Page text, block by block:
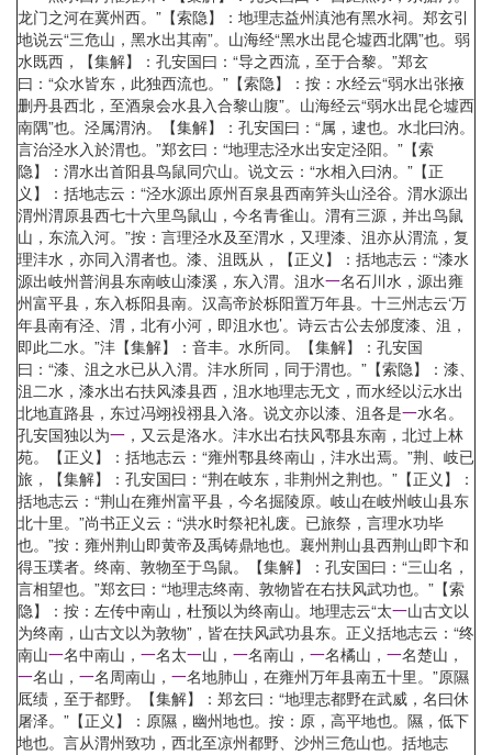
龙门之河在冀州西。”【索隐】：地理志益州滇池有黑水祠。郑玄引
地说云“三危山，黑水出其南”。山海经“黑水出昆仑墟西北隅”也。弱
水既西，【集解】：孔安国曰：“导之西流，至于合黎。”郑玄
曰：“众水皆东，此独西流也。”【索隐】：按：水经云“弱水出张掖
删丹县西北，至酒泉会水县入合黎山腹”。山海经云“弱水出昆仑墟西
南隅”也。泾属渭汭。【集解】：孔安国曰：“属，逮也。水北曰汭。
言治泾水入於渭也。”郑玄曰：“地理志泾水出安定泾阳。”【索
隐】：渭水出首阳县鸟鼠同穴山。说文云：“水相入曰汭。”【正
义】：括地志云：“泾水源出原州百泉县西南笄头山泾谷。渭水源出
渭州渭原县西七十六里鸟鼠山，今名青雀山。渭有三源，并出鸟鼠
山，东流入河。”按：言理泾水及至渭水，又理漆、沮亦从渭流，复
理沣水，亦同入渭者也。漆、沮既从，【正义】：括地志云：“漆水
源出岐州普润县东南岐山漆溪，东入渭。沮水一名石川水，源出雍
州富平县，东入栎阳县南。汉高帝於栎阳置万年县。十三州志云‘万
年县南有泾、渭，北有小河，即沮水也’。诗云古公去邠度漆、沮，
即此二水。”沣【集解】：音丰。水所同。【集解】：孔安国
曰：“漆、沮之水已从入渭。沣水所同，同于渭也。”【索隐】：漆、
沮二水，漆水出右扶风漆县西，沮水地理志无文，而水经以沄水出
北地直路县，东过冯翊祋祤县入洛。说文亦以漆、沮各是一水名。
孔安国独以为一 ，又云是洛水。沣水出右扶风鄠县东南，北过上林
苑。【正义】：括地志云：“雍州鄠县终南山，沣水出焉。”荆、岐已
旅，【集解】：孔安国曰：“荆在岐东，非荆州之荆也。”【正义】：
括地志云：“荆山在雍州富平县，今名掘陵原。岐山在岐州岐山县东
北十里。”尚书正义云：“洪水时祭祀礼废。已旅祭，言理水功毕
也。”按：雍州荆山即黄帝及禹铸鼎地也。襄州荆山县西荆山即卞和
得玉璞者。终南、敦物至于鸟鼠。【集解】：孔安国曰：“三山名，
言相望也。”郑玄曰：“地理志终南、敦物皆在右扶风武功也。”【索
隐】：按：左传中南山，杜预以为终南山。地理志云“太一山古文以
为终南，山古文以为敦物”，皆在扶风武功县东。正义括地志云：“终
南山一名中南山， 一名太一山， 一名南山， 一名橘山， 一名楚山，
一名山， 一名周南山， 一名地肺山，在雍州万年县南五十里。”原隰
厎绩，至于都野。【集解】：郑玄曰：“地理志都野在武威，名曰休
屠泽。”【正义】：原隰，幽州地也。按：原，高平地也。隰，低下
地也。言从渭州致功，西北至凉州都野、沙州三危山也。括地志